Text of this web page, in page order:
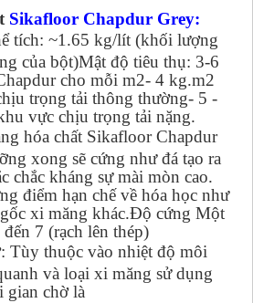
Sikafloor Chapdur Grey:
tích: ~1.65 kg/lít (khối lượng
của bột)Mật độ tiêu thụ: 3-6
cho mỗi m2- 4 kg.m2
trọng tải thông thường- 5 -
vực chịu trọng tải nặng.
hóa chất Sikafloor Chapdur
xong sẽ cứng như đá tạo ra
chắc kháng sự mài mòn cao.
điểm hạn chế về hóa học như
gốc xi măng khác.Độ cứng Một
7 (rạch lên thép)
Tùy thuộc vào nhiệt độ môi
và loại xi măng sử dụng
gian chờ là